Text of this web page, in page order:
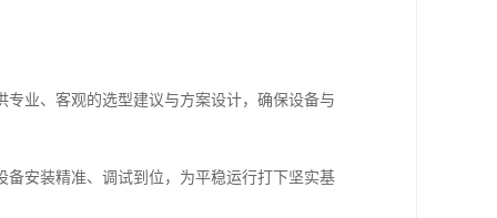
业、客观的选型建议与方案设计，确保设备与
安装精准、调试到位，为平稳运行打下坚实基